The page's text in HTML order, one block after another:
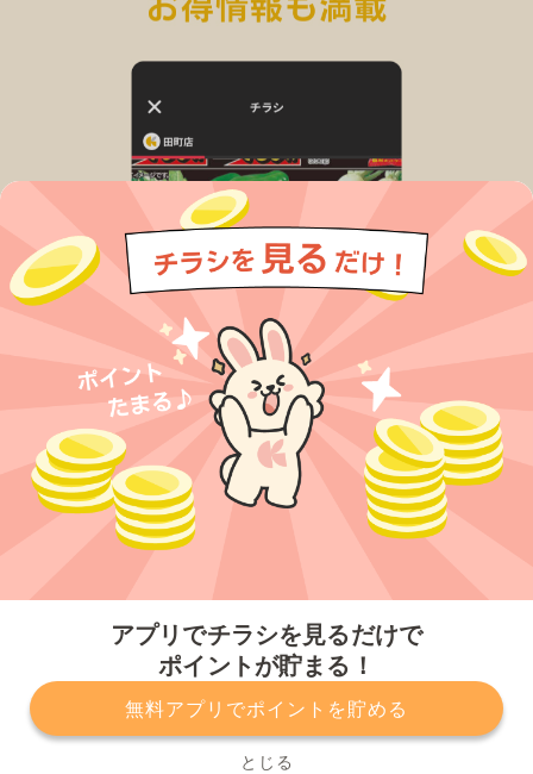
アプリでチラシを見るだけで
ポイントが貯まる！
無料アプリでポイントを貯める
とじる
プライバシーポリシー 利用規約
運営会社
サービスに関してのお問い合わせ